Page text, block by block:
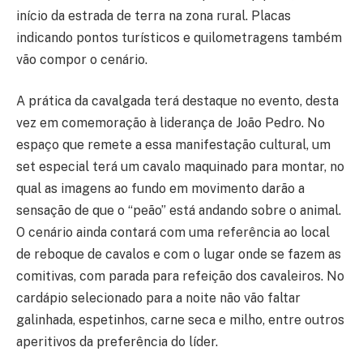
início da estrada de terra na zona rural. Placas
indicando pontos turísticos e quilometragens também
vão compor o cenário.
A prática da cavalgada terá destaque no evento, desta
vez em comemoração à liderança de João Pedro. No
espaço que remete a essa manifestação cultural, um
set especial terá um cavalo maquinado para montar, no
qual as imagens ao fundo em movimento darão a
sensação de que o “peão” está andando sobre o animal.
O cenário ainda contará com uma referência ao local
de reboque de cavalos e com o lugar onde se fazem as
comitivas, com parada para refeição dos cavaleiros. No
cardápio selecionado para a noite não vão faltar
galinhada, espetinhos, carne seca e milho, entre outros
aperitivos da preferência do líder.